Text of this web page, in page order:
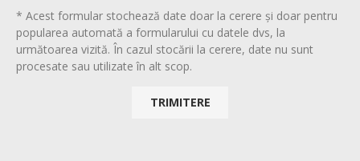
* Acest formular stochează date doar la cerere și doar pentru
popularea automată a formularului cu datele dvs, la
următoarea vizită. În cazul stocării la cerere, date nu sunt
procesate sau utilizate în alt scop.